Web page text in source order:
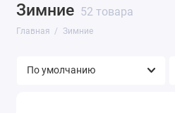
Зимние 52 товара
Главная Зимние